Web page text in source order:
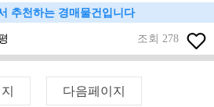
추천하는 경매물건입니다
조회 278
다음페이지